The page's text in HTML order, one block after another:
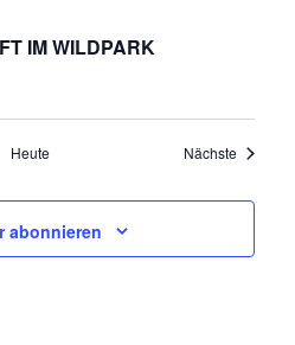
IM WILDPARK
Heute Nächste
abonnieren